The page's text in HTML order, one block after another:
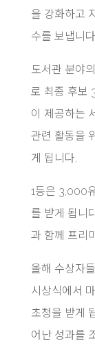
을 강화하고
수를 보냅니다
도서관 분야
로 최종 후보
이 제공하는
관련 활동을
게 됩니다.
1등은 3,000
를 받게 됩니
과 함께 프리
올해 수상자
시상식에서
초청을 받게
어난 성과를